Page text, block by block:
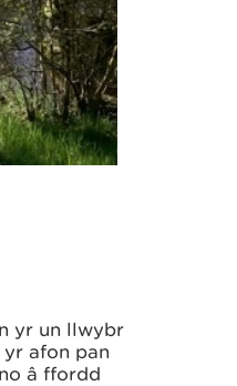
yr un llwybr
afon pan
â ffordd